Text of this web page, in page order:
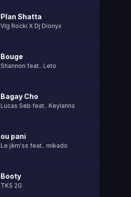
Plan Shatta
Vlg Rocki X Dj Dionyx
Bouge
Shannon feat.. Leto
Bagay Cho
Lucas Seb feat.. Keylanns
ou pani
Le jèm'ss feat.. mikado
Booty
TKS 2G